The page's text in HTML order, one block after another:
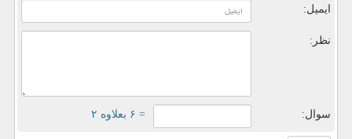
ایمیل:
نظر:
سوال: = ۶ بعلاوه ۲